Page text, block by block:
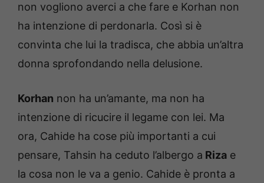
non vogliono averci a che fare e Korhan non
ha intenzione di perdonarla. Così si è
convinta che lui la tradisca, che abbia un’altra
donna sprofondando nella delusione.
Korhan non ha un’amante, ma non ha
intenzione di ricucire il legame con lei. Ma
ora, Cahide ha cose più importanti a cui
pensare, Tahsin ha ceduto l’albergo a Riza e
la cosa non le va a genio. Cahide è pronta a